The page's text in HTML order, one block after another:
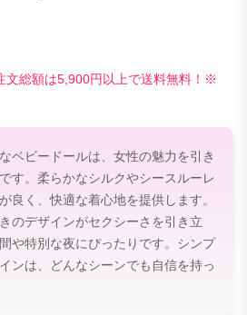
総額は5,900円以上で送料無料！※
ベビードールは、女性の魅力を引き
す。柔らかなシルクやシースルーレ
良く、快適な着心地を提供します。
のデザインがセクシーさを引き立
や特別な夜にぴったりです。シンプ
ンは、どんなシーンでも自信を持っ